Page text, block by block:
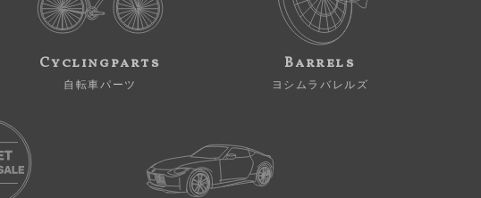
Cyclingparts
自転車パーツ
Barrels
ヨシムラバレルズ